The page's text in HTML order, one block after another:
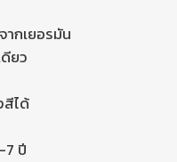
กเยอรมัน
ยว
ได้
ปี